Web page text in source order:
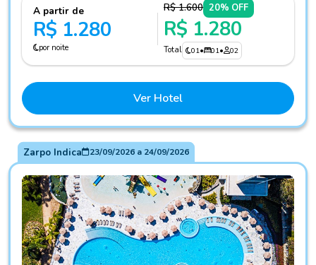
A partir de
R$ 1.280
por noite
R$ 1.600 20% OFF
R$ 1.280
Total 01• 01• 02
Ver Hotel
Zarpo Indica 23/09/2026a 24/09/2026